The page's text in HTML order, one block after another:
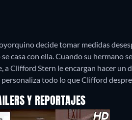
decide tomar medidas
casa con ella. Cuando su hermano
a Clifford Stern le encargan hacer
todo lo que Clifford
Y REPORTAJES